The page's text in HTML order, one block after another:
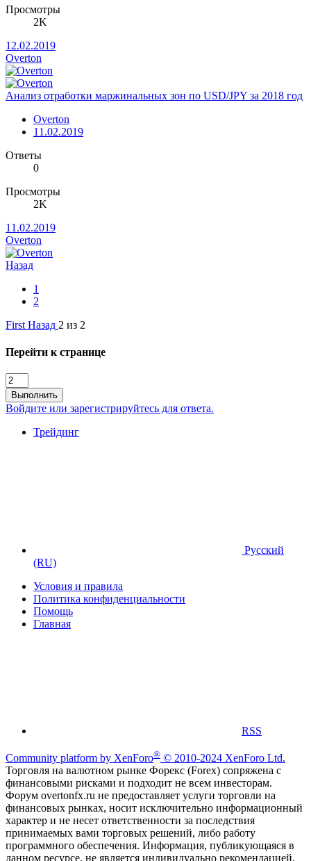
Просмотры
2K
12.02.2019
Overton
Анализ отработки маржинальных зон по USD/JPY за 2018 год
Overton
11.02.2019
Ответы
0
Просмотры
2K
11.02.2019
Overton
Назад
1
2
First Назад 2 из 2
Перейти к странице
Выполнить
Войдите или зарегистрируйтесь для ответа.
Трейдинг
Русский
(RU)
Условия и правила
Политика конфиденциальности
Помощь
Главная
RSS
Community platform by XenForo® © 2010-2024 XenForo Ltd.
Торговля на валютном рынке Форекс (Forex) сопряжена с
финансовыми рисками и подходит не всем инвесторам.
Форум overtonfx.ru не предоставляет услуги торговли на
финансовых рынках, носит исключительно информационный
характер и не несет ответственности за последствия
принимаемых вами торговых решений, либо работу
программного обеспечения. Информация, публикующаяся в
данном ресурсе, не является индивидуально рекомендацией,